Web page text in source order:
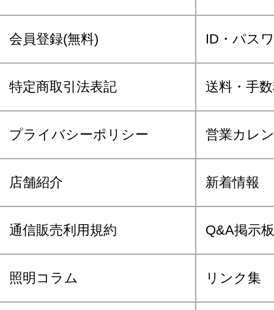
会員登録(無料) ID・パス
特定商取引法表記 送料・手
プライバシーポリシー 営業カレ
店舗紹介 新着情報
通信販売利用規約 Q&A掲示板
照明コラム リンク集